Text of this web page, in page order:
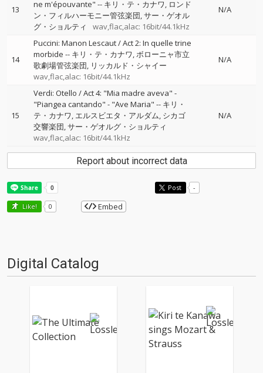
13 ne m'épouvante" -- キリ・テ・カナワ ロンド
ン・フィルハーモニー管弦楽団 サー・ゲオル
グ・ショルティ
wav,flac,alac: 16bit/44.1kHz
N/A
14
Puccini: Manon Lescaut / Act 2: In quelle trine
morbide -- キリ・テ・カナワ ボローニャ市立
歌劇場管弦楽団 リッカルド・シャイー
wav,flac,alac: 16bit/44.1kHz
N/A
15
Verdi: Otello / Act 4: "Mia madre aveva" -
"Piangea cantando" - "Ave Maria" -- キリ・
テ・カナワ エルスビエタ・アルダム シカゴ
交響楽団 サー・ゲオルグ・ショルティ
wav,flac,alac: 16bit/44.1kHz
N/A
Report about incorrect data
Post -
Like! 0 Embed
Digital Catalog